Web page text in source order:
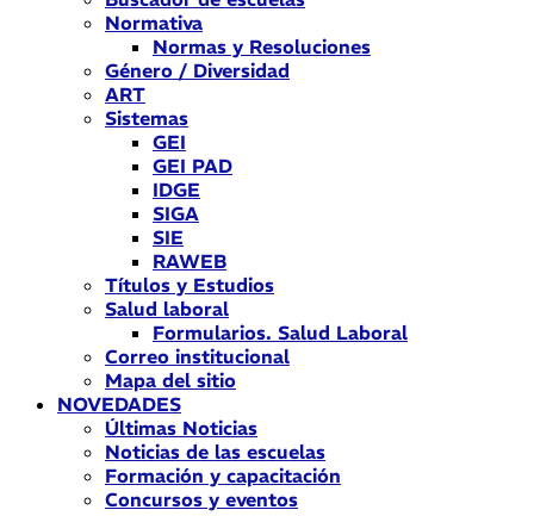
Normativa
Normas y Resoluciones
Género / Diversidad
ART
Sistemas
GEI
GEI PAD
IDGE
SIGA
SIE
RAWEB
Títulos y Estudios
Salud laboral
Formularios. Salud Laboral
Correo institucional
Mapa del sitio
NOVEDADES
Últimas Noticias
Noticias de las escuelas
Formación y capacitación
Concursos y eventos